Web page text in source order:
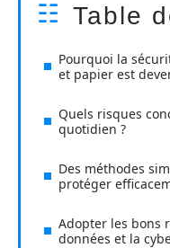
Table
Pourquoi la
et papier est
Quels risques
quotidien ?
Des méthodes
protéger
Adopter les bons
données et la